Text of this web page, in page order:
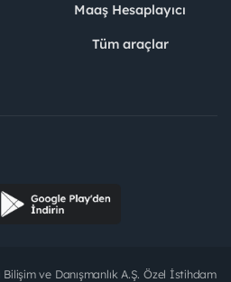
Maaş Hesaplayıcı
Tüm araçlar
ve Danışmanlık A.Ş. Özel İstihdam